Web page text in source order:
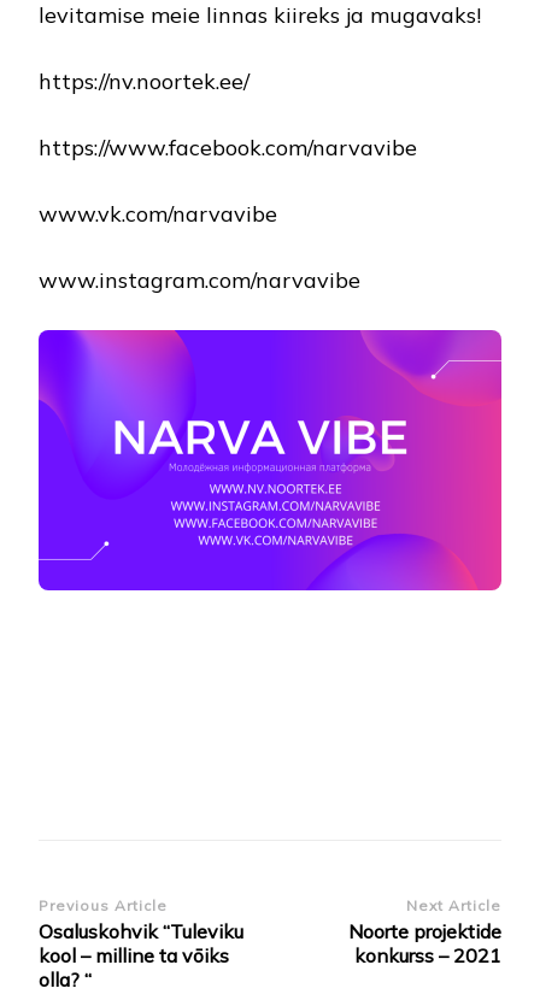
levitamise meie linnas kiireks ja mugavaks!
https://nv.noortek.ee/
https://www.facebook.com/narvavibe
www.vk.com/narvavibe
www.instagram.com/narvavibe
Post
Navigation
Previous Article
Osaluskohvik “Tuleviku
kool – milline ta vōiks
olla? “
Next Article
Noorte projektide
konkurss – 2021